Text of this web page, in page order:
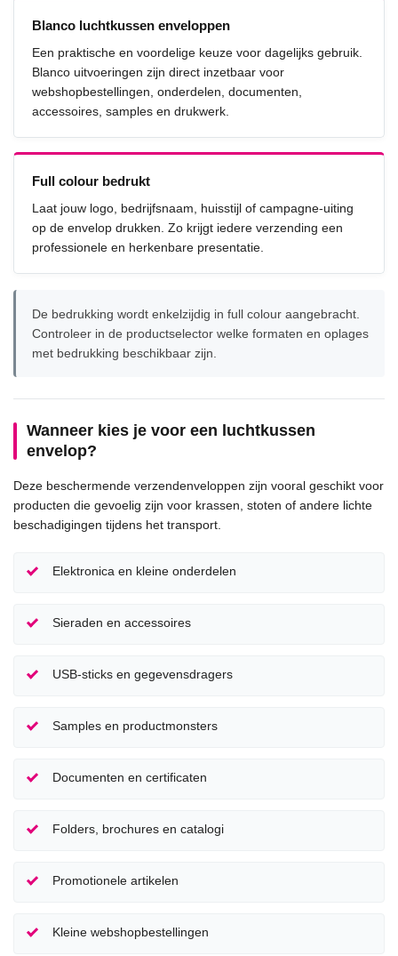
Blanco luchtkussen enveloppen
Een praktische en voordelige keuze voor dagelijks gebruik.
Blanco uitvoeringen zijn direct inzetbaar voor
webshopbestellingen, onderdelen, documenten,
accessoires, samples en drukwerk.
Full colour bedrukt
Laat jouw logo, bedrijfsnaam, huisstijl of campagne-uiting
op de envelop drukken. Zo krijgt iedere verzending een
professionele en herkenbare presentatie.
De bedrukking wordt enkelzijdig in full colour aangebracht.
Controleer in de productselector welke formaten en oplages
met bedrukking beschikbaar zijn.
Wanneer kies je voor een luchtkussen
envelop?
Deze beschermende verzendenveloppen zijn vooral geschikt voor
producten die gevoelig zijn voor krassen, stoten of andere lichte
beschadigingen tijdens het transport.
Elektronica en kleine onderdelen
Sieraden en accessoires
USB-sticks en gegevensdragers
Samples en productmonsters
Documenten en certificaten
Folders, brochures en catalogi
Promotionele artikelen
Kleine webshopbestellingen